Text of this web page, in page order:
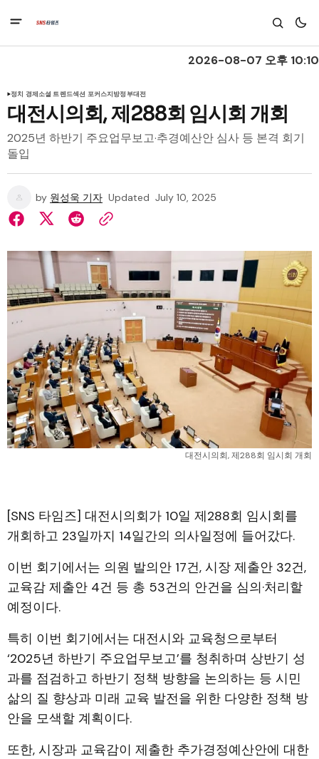
2026-08-07 오후 10:10
정치 경제소셜 트렌드섹션 포커스지방정부대전
대전시의회, 제288회 임시회 개회
2025년 하반기 주요업무보고·추경예산안 심사 등 본격 회기
돌입
by 원성욱 기자 Updated July 10, 2025
대전시의회, 제288회 임시회 개회
[SNS 타임즈] 대전시의회가 10일 제288회 임시회를
개회하고 23일까지 14일간의 의사일정에 들어갔다.
이번 회기에서는 의원 발의안 17건, 시장 제출안 32건,
교육감 제출안 4건 등 총 53건의 안건을 심의·처리할
예정이다.
특히 이번 회기에서는 대전시와 교육청으로부터
‘2025년 하반기 주요업무보고’를 청취하며 상반기 성
과를 점검하고 하반기 정책 방향을 논의하는 등 시민
삶의 질 향상과 미래 교육 발전을 위한 다양한 정책 방
안을 모색할 계획이다.
또한, 시장과 교육감이 제출한 추가경정예산안에 대한